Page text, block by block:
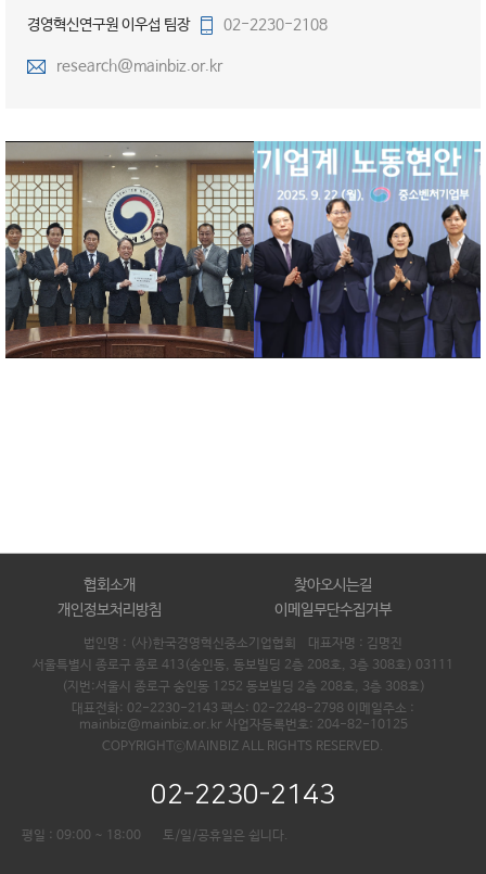
경영혁신연구원 이우섭 팀장 02-2230-2108
research@mainbiz.or.kr
협회소개
찾아오시는길
개인정보처리방침
이메일무단수집거부
법인명 : (사)한국경영혁신중소기업협회 대표자명 : 김명진
서울특별시 종로구 종로 413(숭인동, 동보빌딩 2층 208호, 3층 308호) 03111
(지번:서울시 종로구 숭인동 1252 동보빌딩 2층 208호, 3층 308호)
대표전화: 02-2230-2143 팩스: 02-2248-2798 이메일주소 :
mainbiz@mainbiz.or.kr 사업자등록번호: 204-82-10125
COPYRIGHTⓒMAINBIZ ALL RIGHTS RESERVED.
02-2230-2143
평일 : 09:00 ~ 18:00 토/일/공휴일은 쉽니다.